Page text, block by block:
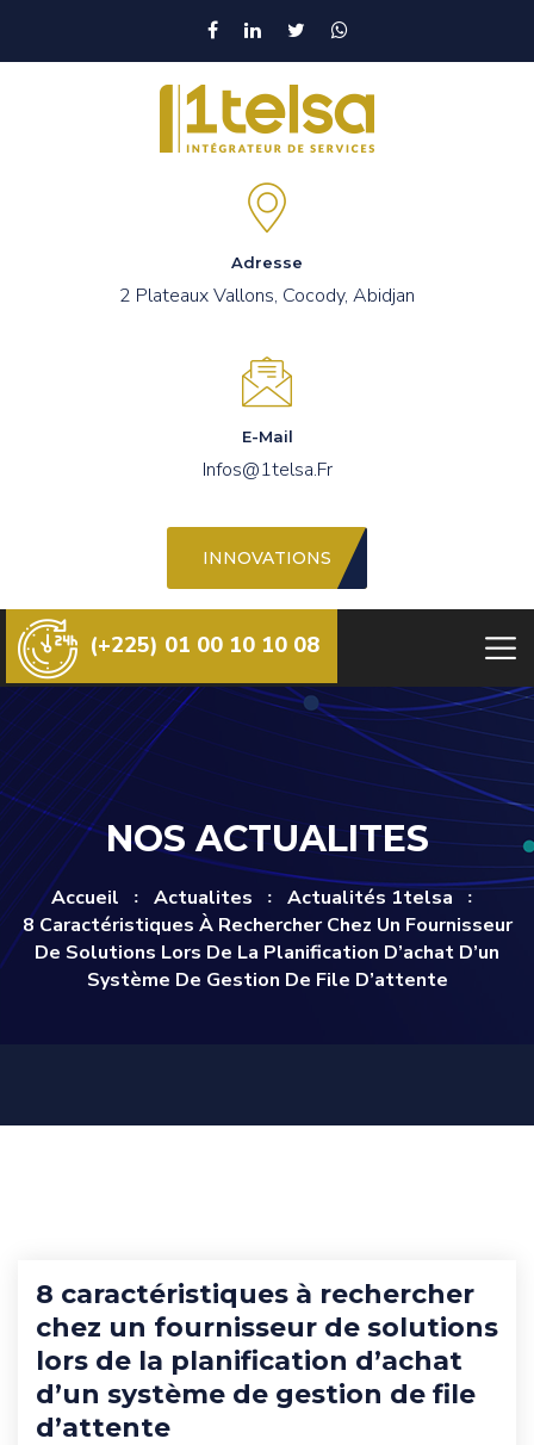
Adresse
2 Plateaux Vallons, Cocody, Abidjan
E-Mail
Infos@1telsa.fr
INNOVATIONS
(+225) 01 00 10 10 08
NOS ACTUALITES
Accueil Actualites
Actualités 1telsa
8 Caractéristiques À Rechercher Chez Un Fournisseur
De Solutions Lors De La Planification D’achat D’un
Système De Gestion De File D’attente
8 caractéristiques à rechercher
chez un fournisseur de solutions
lors de la planification d’achat
d’un système de gestion de file
d’attente